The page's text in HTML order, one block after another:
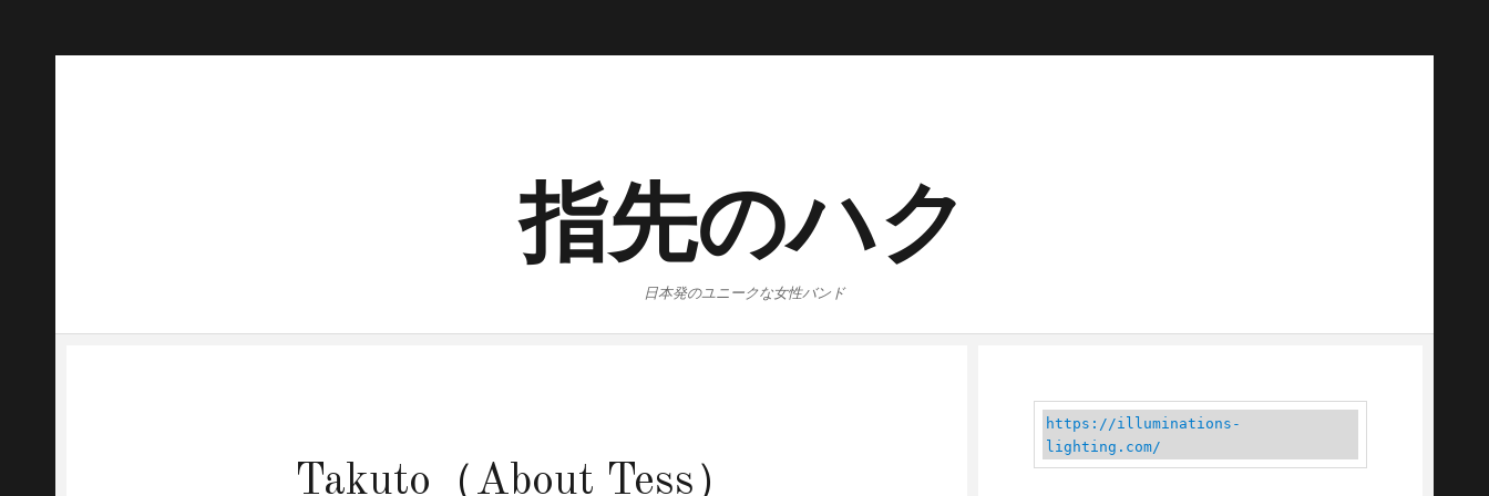
指先のハク
日本発のユニークな女性バンド
Takuto（About Tess）
https://illuminations-
lighting.com/